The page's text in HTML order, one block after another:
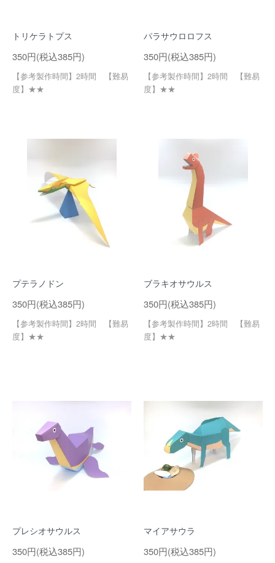
トリケラトプス
350円(税込385円)
【参考製作時間】2時間 【難易
度】★★
パラサウロロフス
350円(税込385円)
【参考製作時間】2時間 【難易
度】★★
プテラノドン
350円(税込385円)
【参考製作時間】2時間 【難易
度】★★
ブラキオサウルス
350円(税込385円)
【参考製作時間】2時間 【難易
度】★★
プレシオサウルス
350円(税込385円)
マイアサウラ
350円(税込385円)